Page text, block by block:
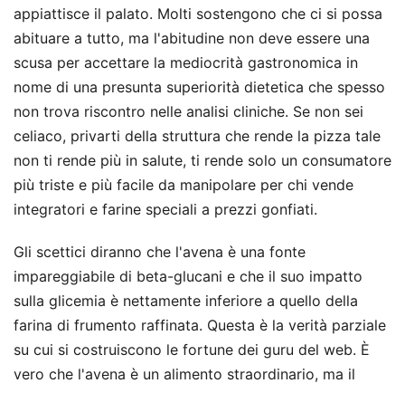
appiattisce il palato. Molti sostengono che ci si possa
abituare a tutto, ma l'abitudine non deve essere una
scusa per accettare la mediocrità gastronomica in
nome di una presunta superiorità dietetica che spesso
non trova riscontro nelle analisi cliniche. Se non sei
celiaco, privarti della struttura che rende la pizza tale
non ti rende più in salute, ti rende solo un consumatore
più triste e più facile da manipolare per chi vende
integratori e farine speciali a prezzi gonfiati.
Gli scettici diranno che l'avena è una fonte
impareggiabile di beta-glucani e che il suo impatto
sulla glicemia è nettamente inferiore a quello della
farina di frumento raffinata. Questa è la verità parziale
su cui si costruiscono le fortune dei guru del web. È
vero che l'avena è un alimento straordinario, ma il